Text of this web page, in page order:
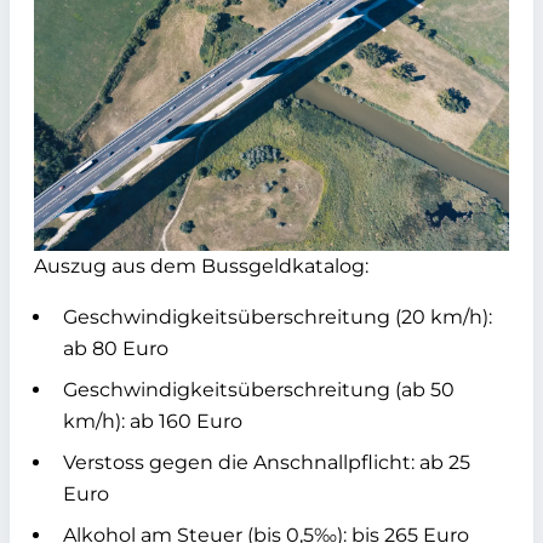
Auszug aus dem Bussgeldkatalog:
Geschwindigkeitsüberschreitung (20 km/h):
ab 80 Euro
Geschwindigkeitsüberschreitung (ab 50
km/h): ab 160 Euro
Verstoss gegen die Anschnallpflicht: ab 25
Euro
Alkohol am Steuer (bis 0,5‰): bis 265 Euro